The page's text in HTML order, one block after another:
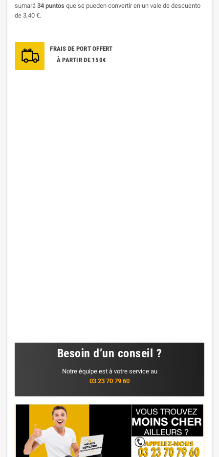
sumará 34 puntos que se pueden convertir en un vale de descuento
de 3,40 €.
FRAIS DE PORT OFFERT
À PARTIR DE 150€
Besoin d’un conseil ?
Notre équipe est à votre service au
03 23 70 79 60